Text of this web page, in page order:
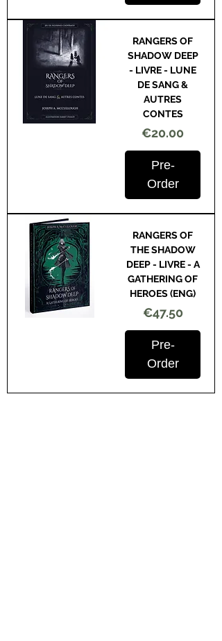
RANGERS OF
SHADOW DEEP
- LIVRE - LUNE
DE SANG &
AUTRES
CONTES
Price
€20.00
Pre-
Order
RANGERS OF
THE SHADOW
DEEP - LIVRE - A
GATHERING OF
HEROES (ENG)
Price
€47.50
Pre-
Order